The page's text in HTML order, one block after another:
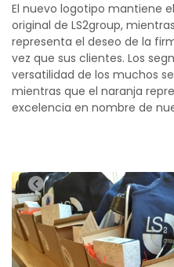
El nuevo logotipo mantiene
original de LS2group,
representa el deseo de la
vez que sus clientes. Los
versatilidad de los muchos
mientras que el naranja
excelencia en nombre de
Anterior